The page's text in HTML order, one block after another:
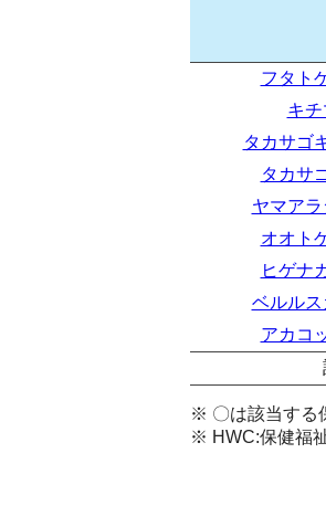
フタト
キ
タカサゴ
タカサ
ヤマア
オオト
ヒゲナ
ベルル
アカコ
※ 〇は該当する
※ HWC:保健福